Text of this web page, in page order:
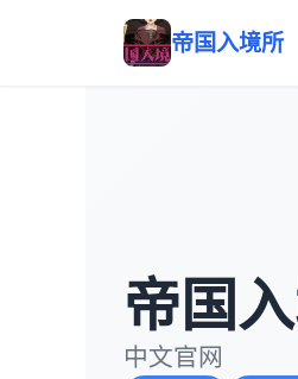
帝国入境所
帝国
中文官网